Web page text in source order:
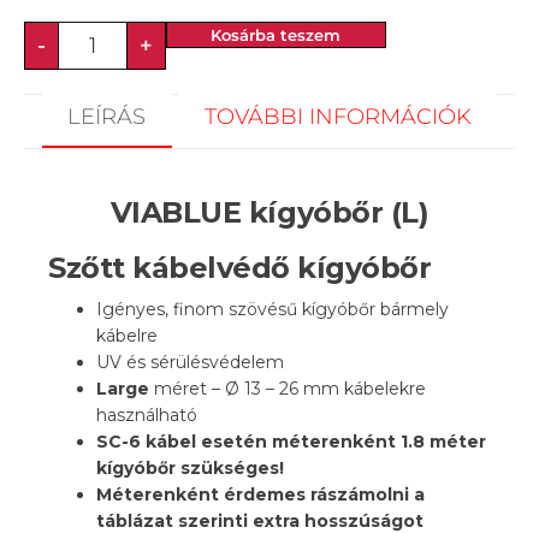
- + Kosárba teszem
LEÍRÁS TOVÁBBI INFORMÁCIÓK
VIABLUE kígyóbőr (L)
Szőtt kábelvédő kígyóbőr
Igényes, finom szövésű kígyóbőr bármely
kábelre
UV és sérülésvédelem
Large méret – Ø 13 – 26 mm kábelekre
használható
SC-6 kábel esetén méterenként 1.8 méter
kígyóbőr szükséges!
Méterenként érdemes rászámolni a
táblázat szerinti extra hosszúságot